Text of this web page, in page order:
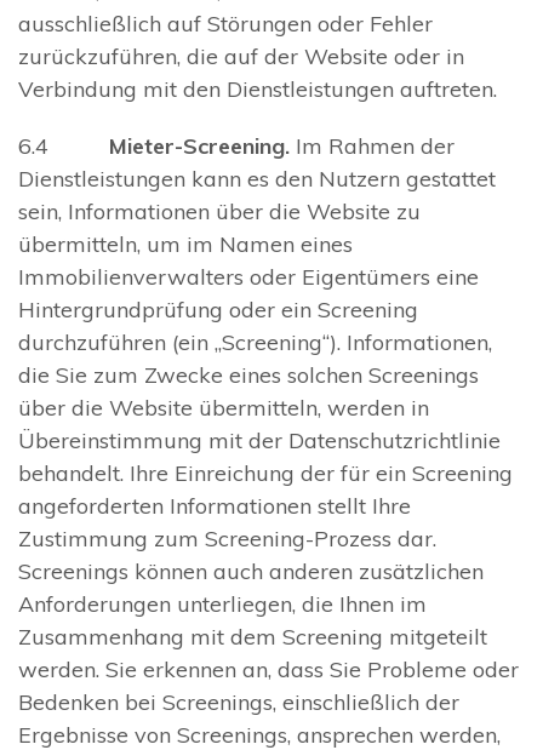
ausschließlich auf Störungen oder Fehler
zurückzuführen, die auf der Website oder in
Verbindung mit den Dienstleistungen auftreten.
6.4 Mieter-Screening. Im Rahmen der
Dienstleistungen kann es den Nutzern gestattet
sein, Informationen über die Website zu
übermitteln, um im Namen eines
Immobilienverwalters oder Eigentümers eine
Hintergrundprüfung oder ein Screening
durchzuführen (ein „Screening“). Informationen,
die Sie zum Zwecke eines solchen Screenings
über die Website übermitteln, werden in
Übereinstimmung mit der Datenschutzrichtlinie
behandelt. Ihre Einreichung der für ein Screening
angeforderten Informationen stellt Ihre
Zustimmung zum Screening-Prozess dar.
Screenings können auch anderen zusätzlichen
Anforderungen unterliegen, die Ihnen im
Zusammenhang mit dem Screening mitgeteilt
werden. Sie erkennen an, dass Sie Probleme oder
Bedenken bei Screenings, einschließlich der
Ergebnisse von Screenings, ansprechen werden,